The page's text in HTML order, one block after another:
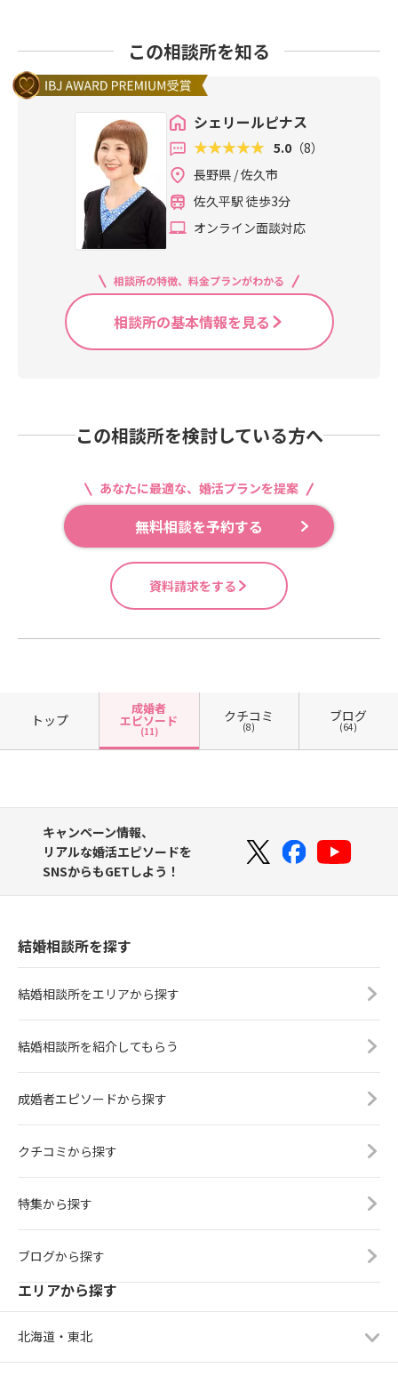
この相談所を知る
シェリールピナス
5.0 （8）
長野県 / 佐久市
佐久平駅 徒歩3分
オンライン面談対応
相談所の特徴、料金プランがわかる
相談所の基本情報を見る
この相談所を検討している方へ
あなたに最適な、婚活プランを提案
無料相談を予約する
資料請求をする
トップ
成婚者
エピソード
(11)
クチコミ
(8)
ブログ
(64)
キャンペーン情報、
リアルな婚活エピソードを
SNSからもGETしよう！
結婚相談所を探す
結婚相談所をエリアから探す
結婚相談所を紹介してもらう
成婚者エピソードから探す
クチコミから探す
特集から探す
ブログから探す
エリアから探す
北海道・東北